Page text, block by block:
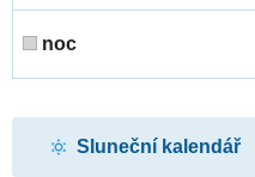
noc
Sluneční kalendář